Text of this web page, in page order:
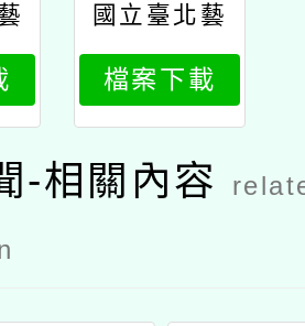
國立臺北藝
術大學辦理
「中小學在
職教師暨行
政人員美感
素養提升計
檔案下載
-相關內容